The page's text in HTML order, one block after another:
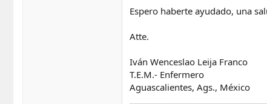
Espero haberte ayudado, una
Atte.
Iván Wenceslao Leija Franco
T.E.M.- Enfermero
Aguascalientes, Ags., México